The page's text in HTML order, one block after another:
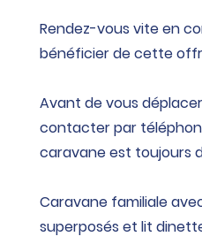
Rendez-vous vite en
bénéficier de cette
Avant de vous
contacter par
caravane est toujours
Caravane familiale
superposés et lit